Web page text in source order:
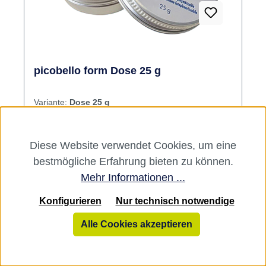
picobello form Dose 25 g
Variante: Dose 25 g
Modellierkunststoff für die Herstellung
passgenauer Geschiebe, Teleskop- und
Konusarbeiten, Suprakonstruktionen,
picodent
Varianten ab
78,43 €*
Diese Website verwendet Cookies, um eine
bestmögliche Erfahrung bieten zu können.
Mehr Informationen ...
Nur technisch notwendige
Konfigurieren
Alle Cookies akzeptieren